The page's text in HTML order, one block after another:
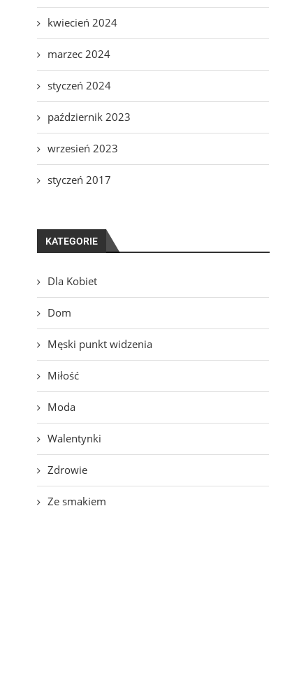
kwiecień 2024
marzec 2024
styczeń 2024
październik 2023
wrzesień 2023
styczeń 2017
KATEGORIE
Dla Kobiet
Dom
Męski punkt widzenia
Miłość
Moda
Walentynki
Zdrowie
Ze smakiem